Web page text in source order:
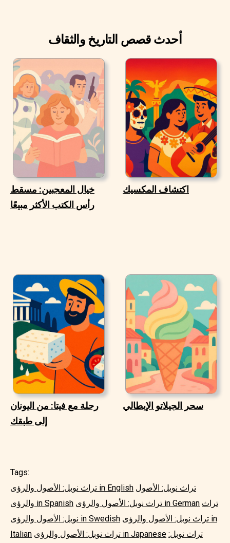
أحدث قصص التاريخ والثقاف
خيال المعجبين: مسقط
رأس الكتب الأكثر مبيعًا
اكتشاف المكسيك
رحلة مع فيتا: من اليونان
إلى طبقك
سحر الجيلاتو الإيطالي
Tags:
تراث نوبل: الأصول والرؤى in English تراث نوبل: الأصول
والرؤى in Spanish
تراث نوبل: الأصول والرؤى in German تراث
نوبل: الأصول والرؤى in Swedish تراث نوبل: الأصول والرؤى in
Italian
تراث نوبل: الأصول والرؤى in Japanese تراث نوبل: